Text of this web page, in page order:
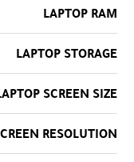
LAPTOP RAM
LAPTOP STORAGE
SCREEN SIZE
RESOLUTION